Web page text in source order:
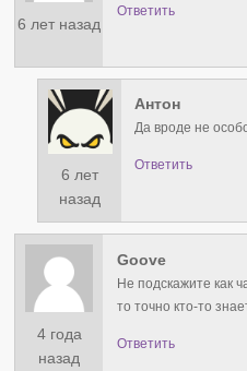
6 лет назад
Ответить
6 лет
назад
Антон
Да вроде не
Ответить
4 года
назад
Goove
Не подскажите как
то точно кто-то
Ответить